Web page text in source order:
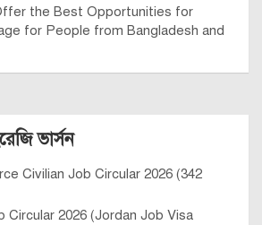
the Best Opportunities for
for People from Bangladesh and
ভার্সন
Civilian Job Circular 2026 (342
Circular 2026 (Jordan Job Visa